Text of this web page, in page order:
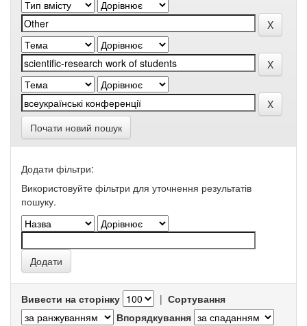
Почати новий пошук
Додати фільтри:
Використовуйте фільтри для уточнення результатів
пошуку.
Вивести на сторінку | Сортування
Впорядкування